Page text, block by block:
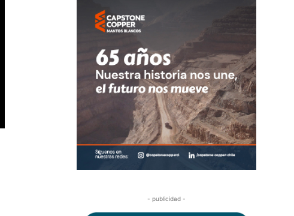
- publicidad -